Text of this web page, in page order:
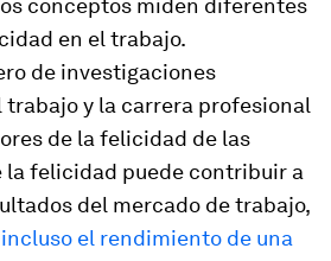
conceptos miden diferentes
en el trabajo.
de investigaciones
trabajo y la carrera profesional
de la felicidad de las
la felicidad puede contribuir a
del mercado de trabajo,
incluso el rendimiento de una